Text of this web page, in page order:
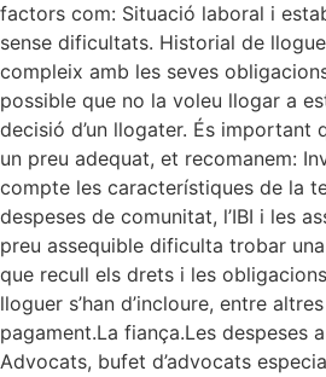
factors com: Situació laboral i
sense dificultats. Historial de
compleix amb les seves
possible que no la voleu llogar a
decisió d’un llogater. És
un preu adequat, et recomanem:
compte les característiques de la
despeses de comunitat, l’IBI i les
preu assequible dificulta trobar
que recull els drets i les
lloguer s’han d’incloure, entre
pagament.La fiança.Les
Advocats, bufet d’advocats